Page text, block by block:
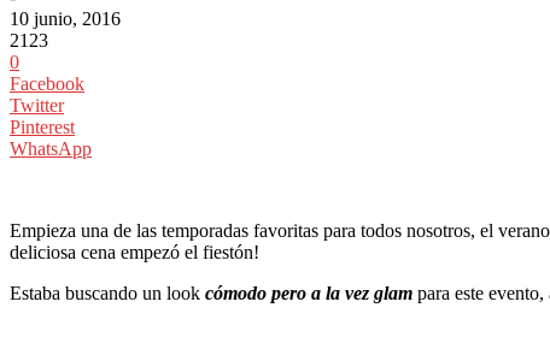
10 junio, 2016
2123
0
Facebook
Twitter
Pinterest
WhatsApp
Empieza una de las temporadas favoritas para todos nosotros, el
deliciosa cena empezó el fiestón!
Estaba buscando un look cómodo pero a la vez glam para este